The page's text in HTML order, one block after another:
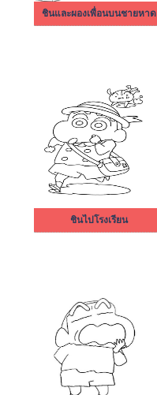
ชินและผองเพื่อนบนชายหาด
ชินไปโรงเรียน